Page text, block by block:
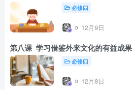
必修四
12月9日
第八课 学习借鉴外来文化的有益成
必修四
12月8日